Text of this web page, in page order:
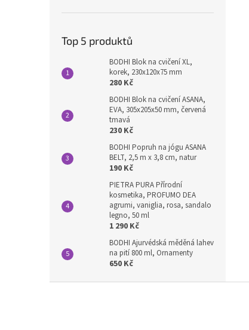
Top 5 produktů
BODHI Blok na cvičení XL,
korek, 230x120x75 mm
280 Kč
BODHI Blok na cvičení ASANA,
EVA, 305x205x50 mm, červená
tmavá
230 Kč
BODHI Popruh na jógu ASANA
BELT, 2,5 m x 3,8 cm, natur
190 Kč
PIETRA PURA Přírodní
kosmetika, PROFUMO DEA
agrumi, vaniglia, rosa, sandalo
legno, 50 ml
1 290 Kč
BODHI Ajurvédská měděná lahev
na pití 800 ml, Ornamenty
650 Kč